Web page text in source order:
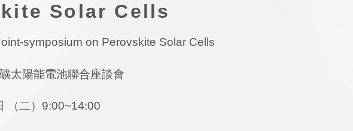
Solar Cells
symposium on Perovskite Solar Cells
太陽能電池聯合座談會
（二）9:00~14:00